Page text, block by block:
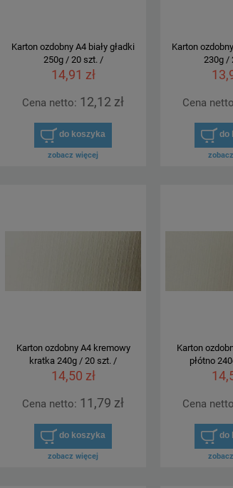
wpinania w segregator
1,10 zł
Karton ozdobny A4 biały gładki
250g / 20 szt. /
14,91 zł
Cena netto: 12,12 zł
do koszyka
zobacz więcej
Karton
230g /
Cena
do
Karton ozdobny A4 kremowy
kratka 240g / 20 szt. /
14,50 zł
Cena netto: 11,79 zł
do koszyka
zobacz więcej
Karton
płótno
Cena
do